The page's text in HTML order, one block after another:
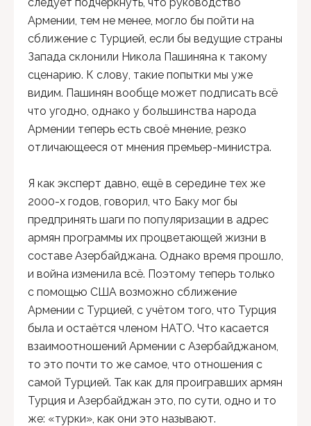
Армении, тем не менее, могло бы пойти на
сближение с Турцией, если бы ведущие страны
Запада склонили Никола Пашиняна к такому
сценарию. К слову, такие попытки мы уже
видим. Пашинян вообще может подписать всё
что угодно, однако у большинства народа
Армении теперь есть своё мнение, резко
отличающееся от мнения премьер-министра.
Я как эксперт давно, ещё в середине тех же
2000-х годов, говорил, что Баку мог бы
предпринять шаги по популяризации в адрес
армян программы их процветающей жизни в
составе Азербайджана. Однако время прошло,
и война изменила всё. Поэтому теперь только
с помощью США возможно сближение
Армении с Турцией, с учётом того, что Турция
была и остаётся членом НАТО. Что касается
взаимоотношений Армении с Азербайджаном,
то это почти то же самое, что отношения с
самой Турцией. Так как для проигравших армян
Турция и Азербайджан это, по сути, одно и то
же: «турки», как они это называют.